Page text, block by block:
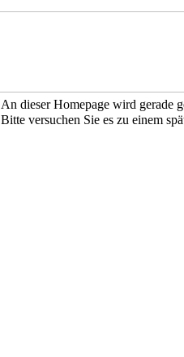
An dieser Homepage wird gerade
Bitte versuchen Sie es zu einem